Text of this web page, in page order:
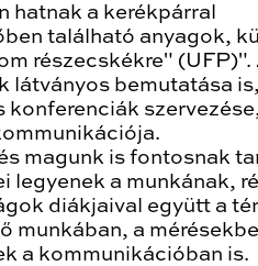
hatnak a kerékpárral
található anyagok,
részecskékre" (UFP)".
látványos bemutatása
konferenciák
magunk is fontosnak
legyenek a munkának,
diákjaival együtt a
munkában, a
a kommunikációban is.